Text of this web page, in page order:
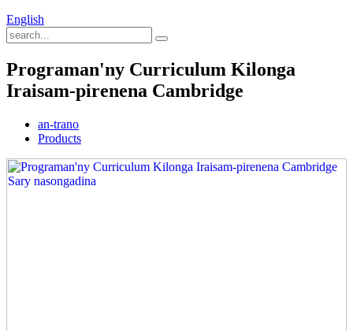
English
Programan'ny Curriculum Kilonga
Iraisam-pirenena Cambridge
an-trano
Products